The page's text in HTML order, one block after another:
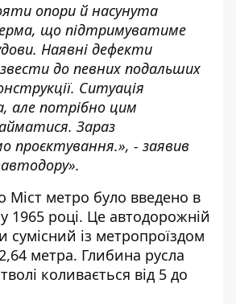
опори й насунута
що підтримуватиме
Наявні дефекти
до певних подальших
Ситуація
але потрібно цим
Зараз
проєктування.», - заявив
Міст метро було введено в
1965 році. Це автодорожній
сумісний із метропроїздом
метра. Глибина русла
коливається від 5 до